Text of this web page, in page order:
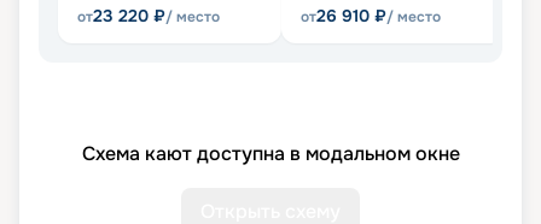
от23 220 ₽/ место
от26 910 ₽/ место
Схема кают доступна в модальном окне